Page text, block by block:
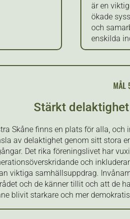
är en
ökade
och
enskilda
MÅL
Stärkt
Skåne finns en plats för alla,
av delaktighet genom sitt stora
Det rika föreningslivet har
och
viktiga samhällsuppdrag.
och de känner tillit och att de
blivit starkare och mer